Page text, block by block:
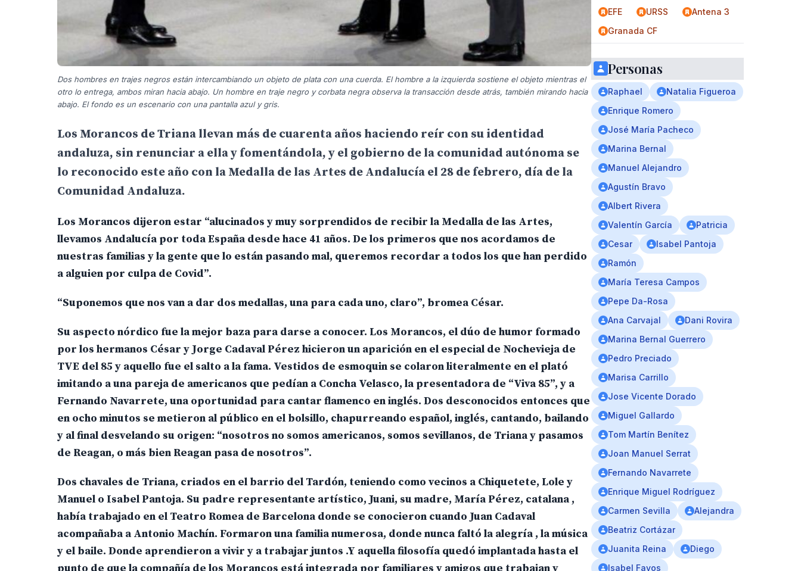
Dos hombres en trajes negros están intercambiando un objeto de plata con una cuerda. El hombre a la izquierda sostiene el objeto mientras el
otro lo entrega, ambos miran hacia abajo. Un hombre en traje negro y corbata negra observa la transacción desde atrás, también mirando hacia
abajo. El fondo es un escenario con una pantalla azul y gris.
Los Morancos de Triana llevan más de cuarenta años haciendo reír con su identidad
andaluza, sin renunciar a ella y fomentándola, y el gobierno de la comunidad autónoma se
lo reconocido este año con la Medalla de las Artes de Andalucía el 28 de febrero, día de la
Comunidad Andaluza.
Los Morancos dijeron estar “alucinados y muy sorprendidos de recibir la Medalla de las Artes,
llevamos Andalucía por toda España desde hace 41 años. De los primeros que nos acordamos de
nuestras familias y la gente que lo están pasando mal, queremos recordar a todos los que han perdido
a alguien por culpa de Covid”.
“Suponemos que nos van a dar dos medallas, una para cada uno, claro”, bromea César.
Su aspecto nórdico fue la mejor baza para darse a conocer. Los Morancos, el dúo de humor formado
por los hermanos César y Jorge Cadaval Pérez hicieron un aparición en el especial de Nochevieja de
TVE del 85 y aquello fue el salto a la fama. Vestidos de esmoquin se colaron literalmente en el plató
imitando a una pareja de americanos que pedían a Concha Velasco, la presentadora de “Viva 85”, y a
Fernando Navarrete, una oportunidad para cantar flamenco en inglés. Dos desconocidos entonces que
en ocho minutos se metieron al público en el bolsillo, chapurreando español, inglés, cantando, bailando
y al final desvelando su origen: “nosotros no somos americanos, somos sevillanos, de Triana y pasamos
de Reagan, o más bien Reagan pasa de nosotros”.
Dos chavales de Triana, criados en el barrio del Tardón, teniendo como vecinos a Chiquetete, Lole y
Manuel o Isabel Pantoja. Su padre representante artístico, Juani, su madre, María Pérez, catalana ,
había trabajado en el Teatro Romea de Barcelona donde se conocieron cuando Juan Cadaval
acompañaba a Antonio Machín. Formaron una familia numerosa, donde nunca faltó la alegría , la música
y el baile. Donde aprendieron a vivir y a trabajar juntos .Y aquella filosofía quedó implantada hasta el
EFE
URSS
Antena 3
Granada CF
Personas
Raphael
Natalia Figueroa
Enrique Romero
José María Pacheco
Marina Bernal
Manuel Alejandro
Agustín Bravo
Albert Rivera
Valentín García
Patricia
Cesar
Isabel Pantoja
Ramón
María Teresa Campos
Pepe Da-Rosa
Ana Carvajal
Dani Rovira
Marina Bernal Guerrero
Pedro Preciado
Marisa Carrillo
Jose Vicente Dorado
Miguel Gallardo
Tom Martín Benítez
Joan Manuel Serrat
Fernando Navarrete
Enrique Miguel Rodríguez
Carmen Sevilla
Alejandra
Beatriz Cortázar
Juanita Reina
Diego
Isabel Fayos